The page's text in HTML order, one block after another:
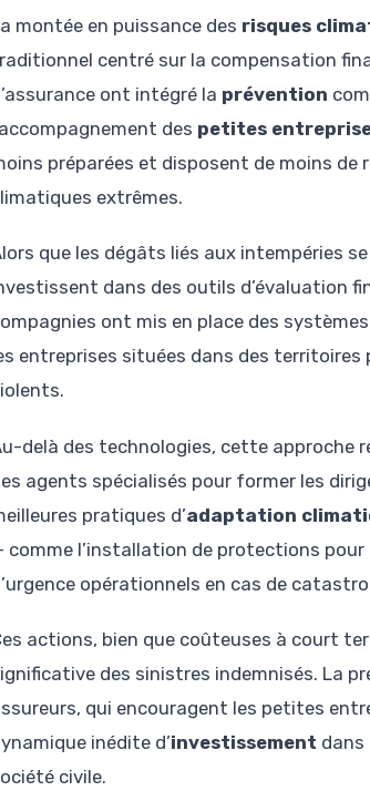
montée en puissance des risques
centré sur la compensation
ont intégré la prévention
des petites
préparées et disposent de moins de
extrêmes.
que les dégâts liés aux intempéries
dans des outils d’évaluation
ont mis en place des
entreprises situées dans des
delà des technologies, cette approche
agents spécialisés pour former les
pratiques d’adaptation
comme l’installation de protections
opérationnels en cas de
actions, bien que coûteuses à court
des sinistres indemnisés. La
qui encouragent les petites
inédite d’investissement dans
civile.